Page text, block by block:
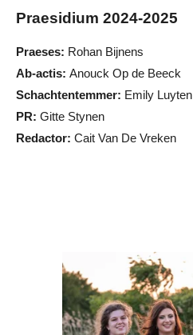
Praesidium 2024-2025
Praeses: Rohan Bijnens
Ab-actis: Anouck Op de Beeck
Schachtentemmer: Emily Luyten
PR: Gitte Stynen
Redactor: Cait Van De Vreken